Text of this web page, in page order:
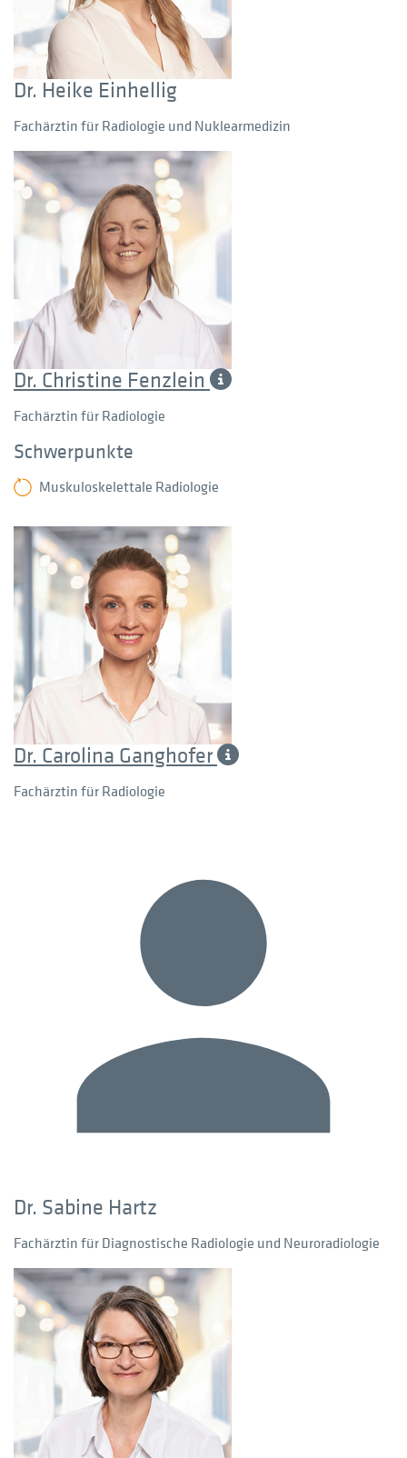
Dr. Heike Einhellig
Fachärztin für Radiologie und Nuklearmedizin
Dr. Christine Fenzlein
Fachärztin für Radiologie
Schwerpunkte
Muskuloskelettale Radiologie
Dr. Carolina Ganghofer
Fachärztin für Radiologie
Dr. Sabine Hartz
Fachärztin für Diagnostische Radiologie und Neuroradiologie